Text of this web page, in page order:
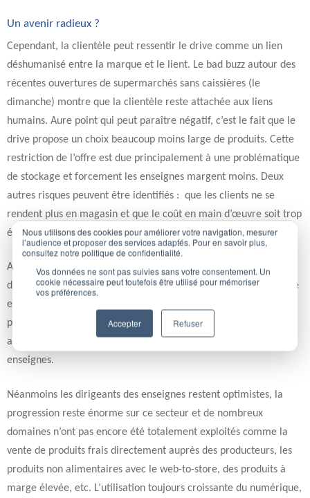
Nous utilisons des cookies pour améliorer votre navigation, mesurer
l’audience et proposer des services adaptés. Pour en savoir plus,
consultez notre politique de confidentialité.
Vos données ne sont pas suivies sans votre consentement. Un
cookie nécessaire peut toutefois être utilisé pour mémoriser
vos préférences.
Accepter Refuser
Un avenir radieux ?
Cependant, la clientèle peut ressentir le drive comme un lien
déshumanisé entre la marque et le lient. Le bad buzz autour des
récentes ouvertures de supermarchés sans caissières (le
dimanche) montre que la clientèle reste attachée aux liens
humains. Aure point qui peut paraître négatif, c’est le fait que le
drive propose un choix beaucoup moins large de produits. Cette
restriction de l’offre est due principalement à une problématique
de stockage et forcement les enseignes margent moins. Deux
autres risques peuvent être identifiés : que les clients ne se
rendent plus en magasin et que le coût en main d’œuvre soit trop
élevé pour l’enseigne.
A côté de cela, le drive est aussi un formidable outil pour rendre
de nouveaux services à vos clients, alliant rapidité de commande
et accès direct aux produits, bref alliant la puissance du net à la
proximité des magasins. C’est donc un moyen de se différencier
aisément de ses concurrents, surtout pour les plus petites
enseignes.
Néanmoins les dirigeants des enseignes restent optimistes, la
progression reste énorme sur ce secteur et de nombreux
domaines n’ont pas encore été totalement exploités comme la
vente de produits frais directement auprès des producteurs, les
produits non alimentaires avec le web-to-store, des produits à
marge élevée, etc. L’utilisation toujours croissante du numérique,